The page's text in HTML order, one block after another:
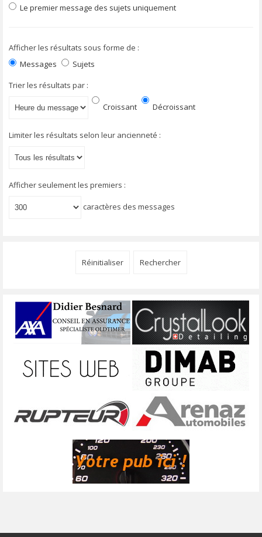
Le premier message des sujets uniquement
Afficher les résultats sous forme de :
Messages
Sujets
Trier les résultats par :
Croissant Décroissant
Limiter les résultats selon leur ancienneté :
Afficher seulement les premiers :
caractères des messages